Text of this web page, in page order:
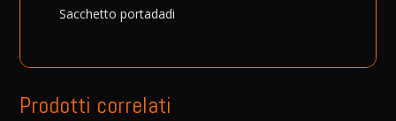
Sacchetto portadadi
Prodotti correlati